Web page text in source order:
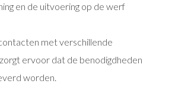
en de uitvoering op de werf
met verschillende
ervoor dat de benodigdheden
worden.